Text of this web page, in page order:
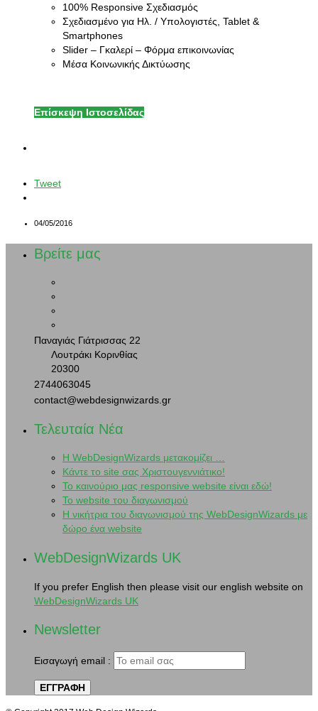
100% Responsive Σχεδιασμός
Σχεδιασμένο για Ηλ. / Υπολογιστές, Tablet &
Smartphones
Slider – Γκαλερί – Φόρμα επικοινωνίας
Μέσα Κοινωνικής Δικτύωσης
Επίσκεψη Ιστοσελίδας
Tweet
04/05/2016
Βρείτε μας
Παναγιάς Γιάτρισσας 22
Λουτράκι Κορινθίας
20300
2744063045
contact@webdesignwizards.gr
Τελευταία Νέα
H WebDesignWizards μετακομίζει …
Κάντε το site σας Χριστουγεννιάτικο!
Το καινούριο μας responsive website είναι εδώ!
Το website του διαγωνισμού
Η νικήτρια του διαγωνισμού της WebDesignWizards με
δώρο ένα website
WebDesignWizards UK
If you prefer English then please visit our english website on
WebDesignWizards UK
Newsletter
Εισαγωγή email :